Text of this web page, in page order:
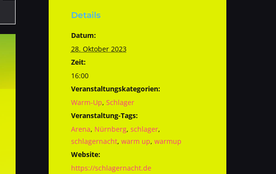
Details
Datum:
28. Oktober 2023
Zeit:
16:00
Veranstaltungskategorien:
Warm-Up, Schlager
Veranstaltung-Tags:
Arena, Nürnberg, schlager,
schlagernacht, warm up, warmup
Website:
https://schlagernacht.de